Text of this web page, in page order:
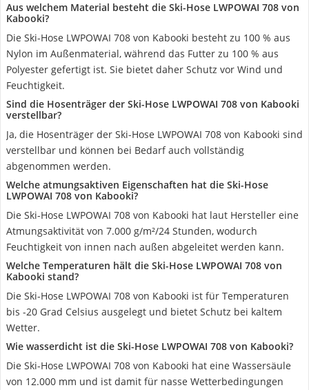
Aus welchem Material besteht die Ski-Hose LWPOWAI 708 von
Kabooki?
Die Ski-Hose LWPOWAI 708 von Kabooki besteht zu 100 % aus
Nylon im Außenmaterial, während das Futter zu 100 % aus
Polyester gefertigt ist. Sie bietet daher Schutz vor Wind und
Feuchtigkeit.
Sind die Hosenträger der Ski-Hose LWPOWAI 708 von Kabooki
verstellbar?
Ja, die Hosenträger der Ski-Hose LWPOWAI 708 von Kabooki sind
verstellbar und können bei Bedarf auch vollständig
abgenommen werden.
Welche atmungsaktiven Eigenschaften hat die Ski-Hose
LWPOWAI 708 von Kabooki?
Die Ski-Hose LWPOWAI 708 von Kabooki hat laut Hersteller eine
Atmungsaktivität von 7.000 g/m²/24 Stunden, wodurch
Feuchtigkeit von innen nach außen abgeleitet werden kann.
Welche Temperaturen hält die Ski-Hose LWPOWAI 708 von
Kabooki stand?
Die Ski-Hose LWPOWAI 708 von Kabooki ist für Temperaturen
bis -20 Grad Celsius ausgelegt und bietet Schutz bei kaltem
Wetter.
Wie wasserdicht ist die Ski-Hose LWPOWAI 708 von Kabooki?
Die Ski-Hose LWPOWAI 708 von Kabooki hat eine Wassersäule
von 12.000 mm und ist damit für nasse Wetterbedingungen